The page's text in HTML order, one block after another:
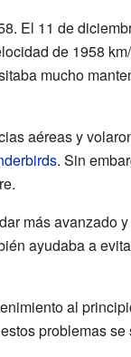
El 11 de
de 1958
mucho
aéreas y
. Sin
más avanzado
ayudaba a
al
problemas